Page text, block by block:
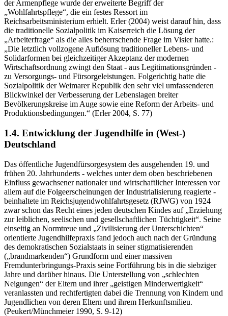
gungsschutz, Mutterschutzbestimmungen u.a.. Seit 1927 folgte dann
eine reichseinheitliche Arbeitslosenversicherung. Aus dem Begriff
der Armenpflege wurde der erweiterte Begriff der
„Wohlfahrtspflege“, die ein festes Ressort im
Reichsarbeitsministerium erhielt. Erler (2004) weist darauf hin, dass
die traditionelle Sozialpolitik im Kaiserreich die Lösung der
„Arbeiterfrage“ als die alles beherrschende Frage im Visier hatte.:
„Die letztlich vollzogene Auflösung traditioneller Lebens- und
Solidar­formen bei gleichzeitiger Akzeptanz der modernen
Wirtschaftsordnung zwingt den Staat - aus Legitimationsgründen -
zu Versorgungs- und Fürsorgeleistungen. Folgerichtig hatte die
Sozialpolitik der Weimarer Republik den sehr viel umfassenderen
Blickwinkel der Verbesserung der Lebenslagen breiter
Produktionsbedingungen.“ (Erler 2004, S. 77)
1.4. Entwicklung der Jugendhilfe in (West-)
Deutschland
Das öffentliche Jugendfürsorgesystem des ausgehenden 19. und
frühen 20. Jahrhunderts - welches unter dem oben beschriebenen
Einfluss gewachsener nationaler und wirtschaftlicher Interessen vor
allem auf die Folgeerscheinungen der Industrialisierung reagierte -
beinhaltete im Reichsjugendwohlfahrtsgesetz (RJWG) von 1924
zwar schon das Recht eines jeden deutschen Kindes auf „Erziehung
zur leiblichen, seelischen und gesellschaftlichen Tüchtigkeit“. Seine
einseitig an Normtreue und „Zivilisierung der Unterschichten“
orientierte Jugendhilfepraxis fand jedoch auch nach der Gründung
des demokratischen Sozialstaats in seiner stigmatisierenden
(„brandmarkenden“) Grundform und einer massiven
Fremdunterbringungs-Praxis seine Fortführung bis in die siebziger
Jahre und darüber hinaus. Die Unterstellung von „schlechten
Neigungen“ der Eltern und ihrer „geistigen Minderwertigkeit“
veranlassten und rechtfer­tigten dabei die Trennung von Kindern und